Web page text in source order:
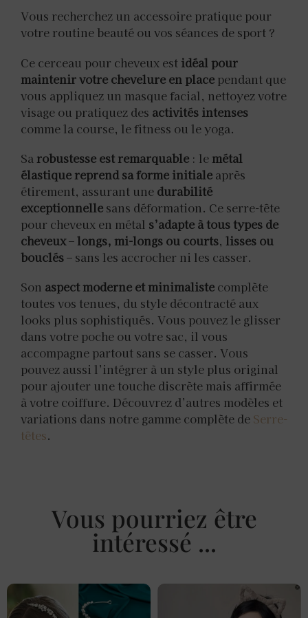
Vous recherchez un accessoire pratique pour
votre routine beauté ou vos séances de sport ?
Ce cerceau pour cheveux est idéal pour
maintenir votre chevelure en place pendant que
vous appliquez un masque facial, nettoyez votre
visage ou pratiquez des activités intenses
comme la course, le fitness ou le yoga.
Sa robustesse est remarquable : le métal
élastique reprend sa forme initiale après
étirement, assurant une durabilité
exceptionnelle sans déformation. Ce serre-tête
pour cheveux en métal s’adapte à tous types de
cheveux–longs, mi-longs ou courts, lisses ou
bouclés– sans les accrocher ni les casser.
Son aspect moderne et minimaliste complète
toutes vos tenues, du style décontracté aux
looks plus sophistiqués. Vous pouvez le glisser
dans votre poche ou votre sac, il vous
accompagne partout sans se casser. Vous
pouvez aussi l’intégrer à un style plus original
pour ajouter une touche discrète mais affirmée
à votre coiffure. Découvrez d’autres modèles et
variations dans notre gamme complète de Serre-
têtes.
Vous pourriez être
intéressé ...